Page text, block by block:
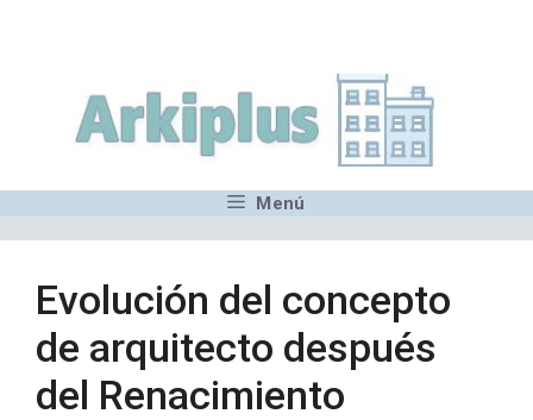
contenido
Menú
Evolución del concepto
de arquitecto después
del Renacimiento